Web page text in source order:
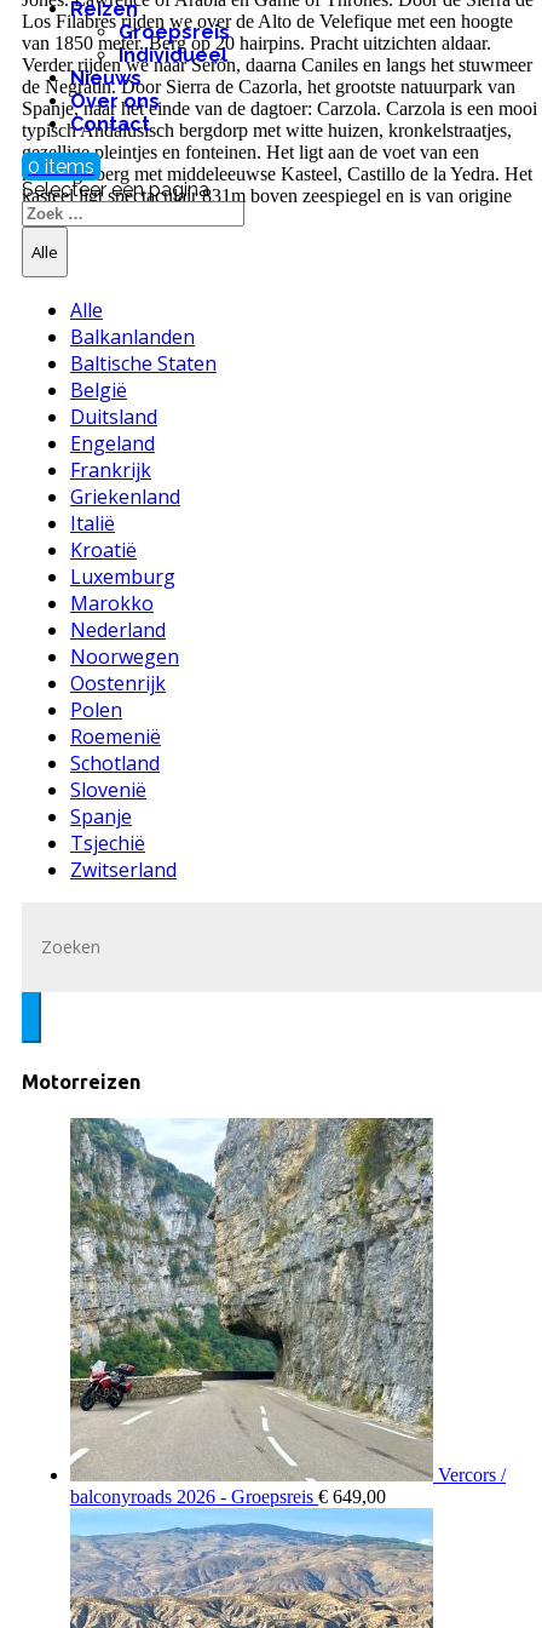
Reizen
Groepsreis
Individueel
Nieuws
Over ons
Contact
0 items
Selecteer een pagina
Los Filabres rijden we over de Alto de Velefique met een hoogte
van 1850 meter. Berg op 20 hairpins. Pracht uitzichten aldaar.
Verder rijden we naar Serón, daarna Caniles en langs het stuwmeer
de Negratin. Door Sierra de Cazorla, het grootste natuurpark van
Spanje, naar het einde van de dagtoer: Carzola. Carzola is een mooi
typisch Andalusisch bergdorp met witte huizen, kronkelstraatjes,
gezellige pleintjes en fonteinen. Het ligt aan de voet van een
machtige berg met middeleeuwse Kasteel, Castillo de la Yedra. Het
kasteel ligt spectaculair 831m boven zeespiegel en is van origine
Alle
Alle
Balkanlanden
Baltische Staten
België
Duitsland
Engeland
Frankrijk
Griekenland
Italië
Kroatië
Luxemburg
Marokko
Nederland
Noorwegen
Oostenrijk
Polen
Roemenië
Schotland
Slovenië
Spanje
Tsjechië
Zwitserland
Motorreizen
Vercors /
balconyroads 2026 - Groepsreis € 649,00